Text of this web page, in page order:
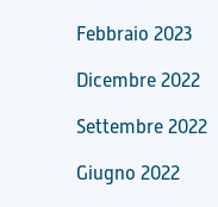
Febbraio 2023
Dicembre 2022
Settembre 2022
Giugno 2022